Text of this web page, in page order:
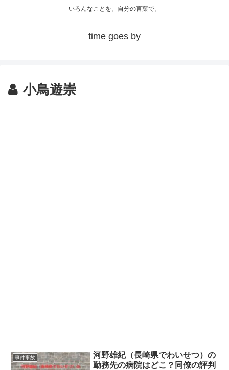
いろんなことを。自分の言葉で。
time goes by
小鳥遊崇
事件事故
河野雄紀（長崎県でわいせつ）の
勤務先の病院はどこ？同僚の評判